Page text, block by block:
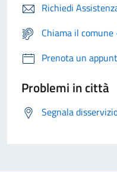
Richiedi
Chiama il
Prenota un
Problemi in città
Segnala